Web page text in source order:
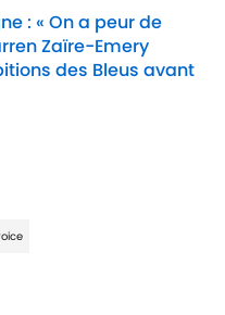
: « On a peur de
Zaïre-Emery
des Bleus avant
Date